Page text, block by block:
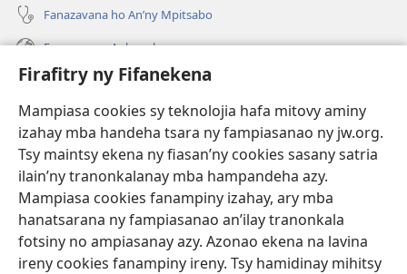
Firafitry ny Fifanekena
Mampiasa cookies sy teknolojia hafa mitovy aminy
izahay mba handeha tsara ny fampiasanao ny jw.org.
Tsy maintsy ekena ny fiasan’ny cookies sasany satria
ilain’ny tranonkalanay mba hampandeha azy.
Mampiasa cookies fanampiny izahay, ary mba
hanatsarana ny fampiasanao an’ilay tranonkala
fotsiny no ampiasanay azy. Azonao ekena na lavina
ireny cookies fanampiny ireny. Tsy hamidinay mihitsy
Fanazavana ho An’ny Mpitsabo
Fanazavana Ankapobeny
Fanampiana
Fanomezana
(manokatra
rohy)
FITEHIRIZAM-BOKIN’NY Vavolombelon’i Jehovah
(manokatra
rohy)
JW Hub
(manokatra
rohy)
JW Library